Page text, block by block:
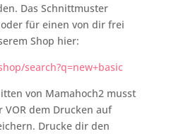
Das Schnittmuster
für einen von dir frei
Shop hier:
search?q=new+basic
von Mamahoch2 musst
dem Drucken auf
Drucke dir den